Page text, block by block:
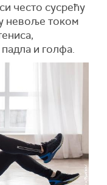
често сусрећу
у невоље током
и голфа.